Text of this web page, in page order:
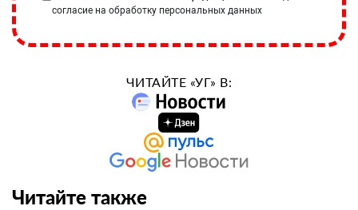
согласие на обработку персональных данных
ЧИТАЙТЕ «УГ» В:
Читайте также